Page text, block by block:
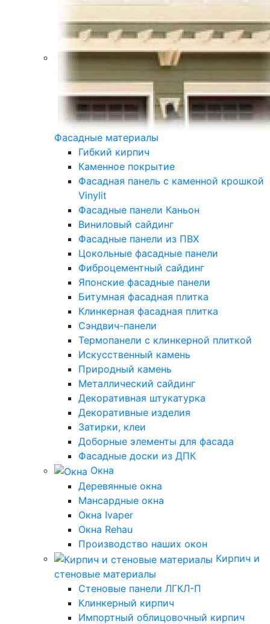
Фасадные материалы
Гибкий кирпич
Каменное покрытие
Фасадная панель с каменной крошкой
Vinylit
Фасадные панели Каньон
Виниловый сайдинг
Фасадные панели из ПВХ
Цокольные фасадные панели
Фиброцементный сайдинг
Японские фасадные панели
Битумная фасадная плитка
Клинкерная фасадная плитка
Сэндвич-панели
Термопанели с клинкерной плиткой
Искусственный камень
Природный камень
Металлический сайдинг
Декоративная штукатурка
Декоративные изделия
Затирки, клеи
Доборные элементы для фасада
Фасадные доски из ДПК
Окна
Деревянные окна
Мансардные окна
Окна Ivaper
Окна Rehau
Производство наших окон
Кирпич и
стеновые материалы
Стеновые панели ЛГКЛ-П
Клинкерный кирпич
Импортный облицовочный кирпич